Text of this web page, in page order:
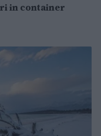
in container